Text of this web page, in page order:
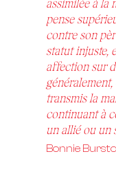
assimilée à la
pense
contre son
statut injuste,
affection sur
transmis la
continuant à
un allié ou un
Bonnie